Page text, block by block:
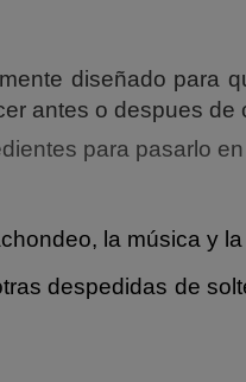
diseñado para
antes o despues
para pasarlo
la música y
despedidas de